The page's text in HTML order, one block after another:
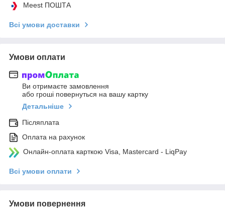
Meest ПОШТА
Всі умови доставки
Умови оплати
Ви отримаєте замовлення
або гроші повернуться на вашу картку
Детальніше
Післяплата
Оплата на рахунок
Онлайн-оплата карткою Visa, Mastercard - LiqPay
Всі умови оплати
Умови повернення